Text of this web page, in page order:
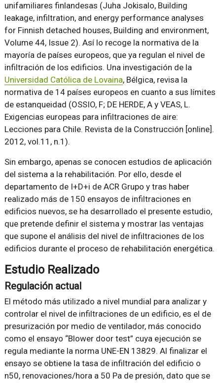
unifamiliares finlandesas (Juha Jokisalo, Building
leakage, infiltration, and energy performance analyses
for Finnish detached houses, Building and environment,
Volume 44, Issue 2). Así lo recoge la normativa de la
mayoría de países europeos, que ya regulan el nivel de
infiltración de los edificios. Una investigación de la
Universidad Católica de Lovaina, Bélgica, revisa la
normativa de 14 países europeos en cuanto a sus límites
de estanqueidad (OSSIO, F; DE HERDE, A y VEAS, L.
Exigencias europeas para infiltraciones de aire:
Lecciones para Chile. Revista de la Construcción [online].
2012, vol.11, n.1).
Sin embargo, apenas se conocen estudios de aplicación
del sistema a la rehabilitación. Por ello, desde el
departamento de I+D+i de ACR Grupo y tras haber
realizado más de 150 ensayos de infiltraciones en
edificios nuevos, se ha desarrollado el presente estudio,
que pretende definir el sistema y mostrar las ventajas
que supone el análisis del nivel de infiltraciones de los
edificios durante el proceso de rehabilitación energética.
Estudio Realizado
Regulación actual
El método más utilizado a nivel mundial para analizar y
controlar el nivel de infiltraciones de un edificio, es el de
presurización por medio de ventilador, más conocido
como el ensayo “Blower door test” cuya ejecución se
regula mediante la norma UNE-EN 13829. Al finalizar el
ensayo se obtiene la tasa de infiltración del edificio o
n50, renovaciones/hora a 50 Pa de presión, dato que se